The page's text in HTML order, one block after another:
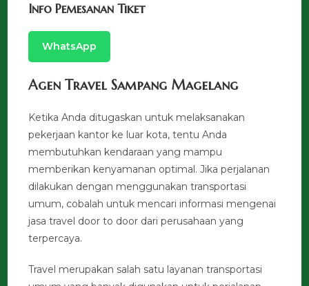
Info Pemesanan Tiket
WhatsApp
Agen Travel Sampang Magelang
Ketika Anda ditugaskan untuk melaksanakan
pekerjaan kantor ke luar kota, tentu Anda
membutuhkan kendaraan yang mampu
memberikan kenyamanan optimal. Jika perjalanan
dilakukan dengan menggunakan transportasi
umum, cobalah untuk mencari informasi mengenai
jasa travel door to door dari perusahaan yang
terpercaya.
Travel merupakan salah satu layanan transportasi